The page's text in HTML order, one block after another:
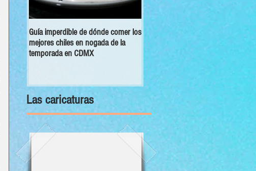
Guía imperdible de dónde comer los
mejores chiles en nogada de la
temporada en CDMX
Las caricaturas